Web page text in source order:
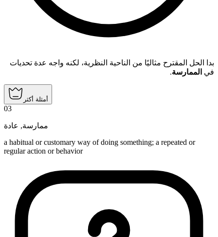
بدا الحل المقترح مثاليًا من الناحية النظرية، لكنه واجه عدة تحديات
في الممارسة.
أمثلة أكثر
03
ممارسة, عادة
a habitual or customary way of doing something; a repeated or
regular action or behavior